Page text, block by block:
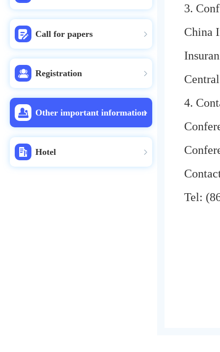
Call for papers
Registration
Other important information
Hotel
3.
China
4.
Tel: